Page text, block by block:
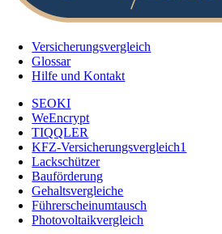
Versicherungsvergleich
Glossar
Hilfe und Kontakt
SEOKI
WeEncrypt
TIQQLER
KFZ-Versicherungsvergleich1
Lackschützer
Bauförderung
Gehaltsvergleiche
Führerscheinumtausch
Photovoltaikvergleich